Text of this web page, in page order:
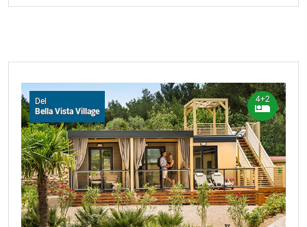
Del
Bella Vista Village
4+2